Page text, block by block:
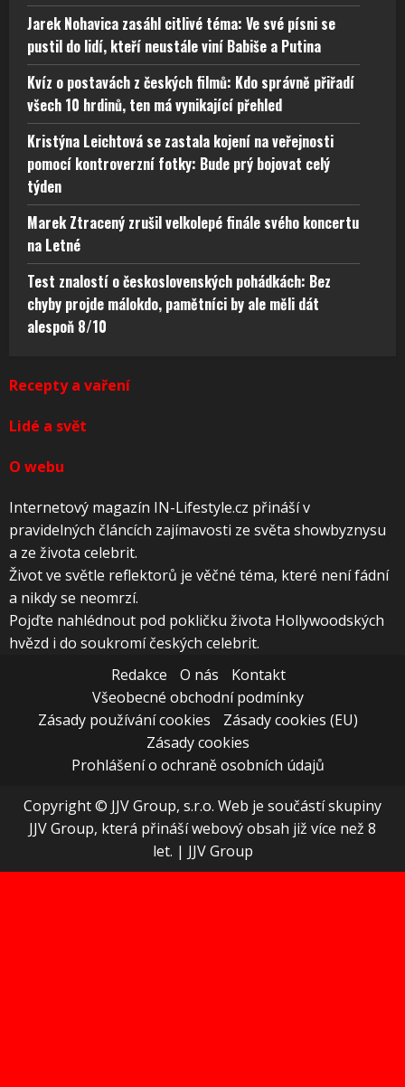
Jarek Nohavica zasáhl citlivé téma: Ve své písni se
pustil do lidí, kteří neustále viní Babiše a Putina
Kvíz o postavách z českých filmů: Kdo správně přiřadí
všech 10 hrdinů, ten má vynikající přehled
Kristýna Leichtová se zastala kojení na veřejnosti
pomocí kontroverzní fotky: Bude prý bojovat celý
týden
Marek Ztracený zrušil velkolepé finále svého koncertu
na Letné
Test znalostí o československých pohádkách: Bez
chyby projde málokdo, pamětníci by ale měli dát
alespoň 8/10
Recepty a vaření
Lidé a svět
O webu
Internetový magazín IN-Lifestyle.cz přináší v
pravidelných článcích zajímavosti ze světa showbyznysu
a ze života celebrit.
Život ve světle reflektorů je věčné téma, které není fádní
a nikdy se neomrzí.
Pojďte nahlédnout pod pokličku života Hollywoodských
hvězd i do soukromí českých celebrit.
Redakce
O nás
Kontakt
Všeobecné obchodní podmínky
Zásady používání cookies
Zásady cookies (EU)
Zásady cookies
Prohlášení o ochraně osobních údajů
Copyright © JJV Group, s.r.o. Web je součástí skupiny
JJV Group, která přináší webový obsah již více než 8
let. | JJV Group